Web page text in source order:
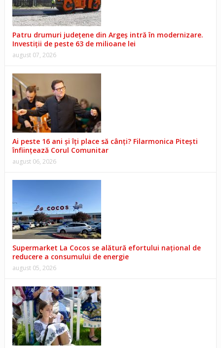
Patru drumuri județene din Argeș intră în modernizare.
Investiții de peste 63 de milioane lei
august 07, 2026
Ai peste 16 ani și îți place să cânți? Filarmonica Pitești
înființează Corul Comunitar
august 06, 2026
Supermarket La Cocos se alătură efortului național de
reducere a consumului de energie
august 05, 2026